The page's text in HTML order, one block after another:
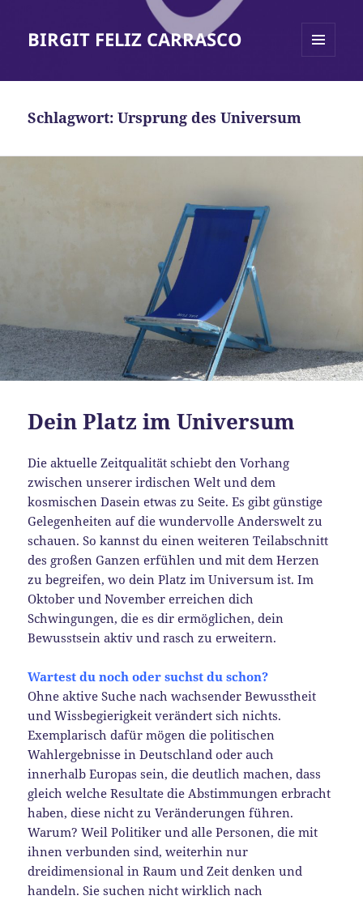
BIRGIT FELIZ CARRASCO
Schlagwort:Ursprung des Universum
Dein Platz im Universum
Die aktuelle Zeitqualität schiebt den Vorhang
zwischen unserer irdischen Welt und dem
kosmischen Dasein etwas zu Seite. Es gibt günstige
Gelegenheiten auf die wundervolle Anderswelt zu
schauen. So kannst du einen weiteren Teilabschnitt
des großen Ganzen erfühlen und mit dem Herzen
zu begreifen, wo dein Platz im Universum ist. Im
Oktober und November erreichen dich
Schwingungen, die es dir ermöglichen, dein
Bewusstsein aktiv und rasch zu erweitern.
Wartest du noch oder suchst du schon?
Ohne aktive Suche nach wachsender Bewusstheit
und Wissbegierigkeit verändert sich nichts.
Exemplarisch dafür mögen die politischen
Wahlergebnisse in Deutschland oder auch
innerhalb Europas sein, die deutlich machen, dass
gleich welche Resultate die Abstimmungen erbracht
haben, diese nicht zu Veränderungen führen.
Warum? Weil Politiker und alle Personen, die mit
ihnen verbunden sind, weiterhin nur
dreidimensional in Raum und Zeit denken und
handeln. Sie suchen nicht wirklich nach